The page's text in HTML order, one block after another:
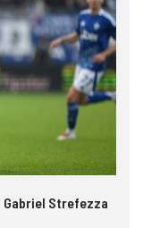
Gabriel Strefezza